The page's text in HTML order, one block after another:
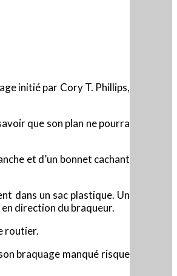
initié par Cory T. Phillips,
que son plan ne pourra
et d’un bonnet cachant
dans un sac plastique. Un
direction du braqueur.
routier.
braquage manqué risque